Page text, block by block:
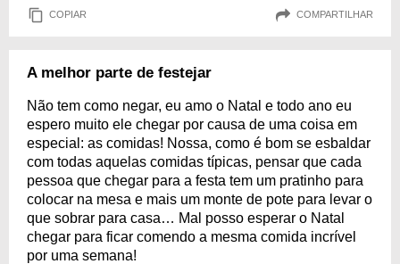
COPIAR COMPARTILHAR
A melhor parte de festejar
Não tem como negar, eu amo o Natal e todo ano eu
espero muito ele chegar por causa de uma coisa em
especial: as comidas! Nossa, como é bom se esbaldar
com todas aquelas comidas típicas, pensar que cada
pessoa que chegar para a festa tem um pratinho para
colocar na mesa e mais um monte de pote para levar o
que sobrar para casa… Mal posso esperar o Natal
chegar para ficar comendo a mesma comida incrível
por uma semana!